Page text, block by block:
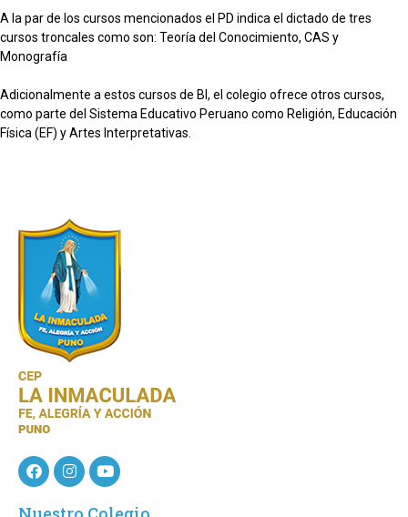
A la par de los cursos mencionados el PD indica el dictado de tres
cursos troncales como son: Teoría del Conocimiento, CAS y
Monografía
Adicionalmente a estos cursos de BI, el colegio ofrece otros cursos,
como parte del Sistema Educativo Peruano como Religión, Educación
Física (EF) y Artes Interpretativas.